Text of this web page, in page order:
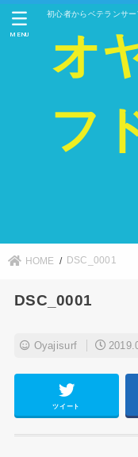
初心者からベテランサ
オ
フ
MENU
HOME DSC_0001
DSC_0001
Oyajisurf
ツイート